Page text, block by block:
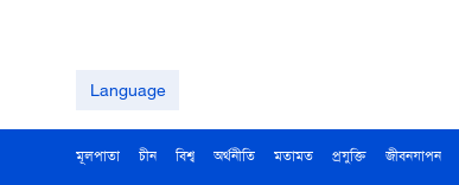
Language
মূলপাতা চীন বিশ্ব অর্থনীতি মতামত প্রযুক্তি জীবনযাপন